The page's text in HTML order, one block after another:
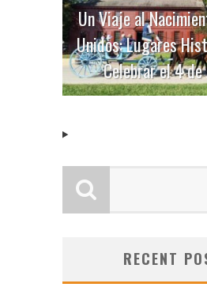
Un Viaje al
Unidos: Lugares
Celebrar el 4
RECENT